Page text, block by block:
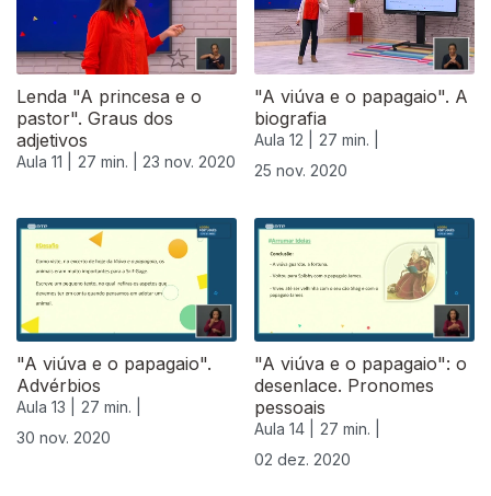
Lenda "A princesa e o
pastor". Graus dos
adjetivos
Aula 11 | 27 min. | 23 nov. 2020
"A viúva e o papagaio". A
biografia
Aula 12 |
27 min. |
25 nov. 2020
"A viúva e o papagaio".
Advérbios
Aula 13 |
27 min. |
30 nov. 2020
"A viúva e o papagaio": o
desenlace. Pronomes
pessoais
Aula 14 |
27 min. |
02 dez. 2020